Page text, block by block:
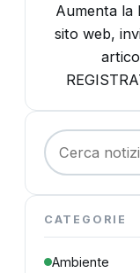
Aumenta la
sito web,
Cerca:
CATEGORIE
Ambiente